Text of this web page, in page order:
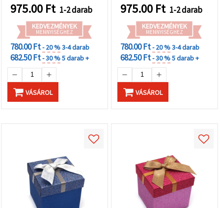
975.00 Ft 1-2 darab
KEDVEZMÉNYEK
MENNYISÉGHEZ
780.00 Ft- 20 %3-4 darab
682.50 Ft- 30 %5 darab +
VÁSÁROL
975.00 Ft 1-2 darab
KEDVEZMÉNYEK
MENNYISÉGHEZ
780.00 Ft- 20 %3-4 darab
682.50 Ft- 30 %5 darab +
VÁSÁROL